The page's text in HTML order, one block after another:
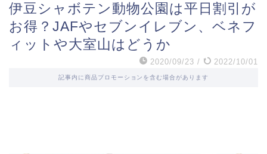
伊豆シャボテン動物公園は平日割引が
お得？JAFやセブンイレブン、ベネフ
ィットや大室山はどうか
2020/09/23 / 2022/10/01
記事内に商品プロモーションを含む場合があります